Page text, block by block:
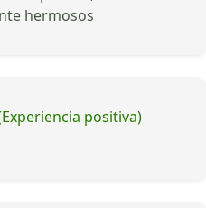
hermosos
positiva)